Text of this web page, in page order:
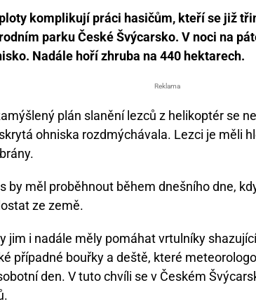
komplikují práci hasičům, kteří se již
parku České Švýcarsko. V noci na
Nadále hoří zhruba na 440 hektarech.
Reklama
plán slanění lezců z helikoptér se
ohniska rozdmýchávala. Lezci je měli
by měl proběhnout během dnešního dne,
ze země.
jim i nadále měly pomáhat vrtulníky
případné bouřky a deště, které
den. V tuto chvíli se v Českém